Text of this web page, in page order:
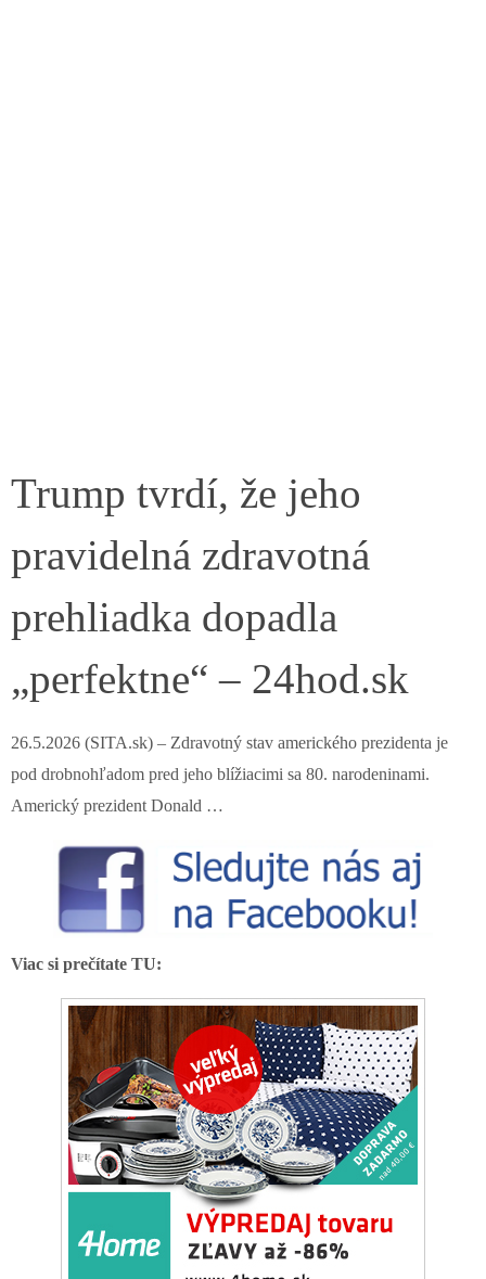
Trump tvrdí, že jeho
pravidelná zdravotná
prehliadka dopadla
„perfektne“ – 24hod.sk
26.5.2026 (SITA.sk) – Zdravotný stav amerického prezidenta je
pod drobnohľadom pred jeho blížiacimi sa 80. narodeninami.
Americký prezident Donald …
Viac si prečítate TU: